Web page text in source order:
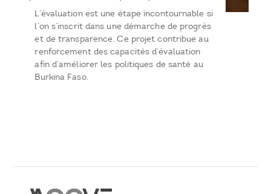
L’évaluation est une étape incontournable si
l’on s’inscrit dans une démarche de progrès
et de transparence. Ce projet contribue au
renforcement des capacités d’évaluation
afin d’améliorer les politiques de santé au
Burkina Faso.